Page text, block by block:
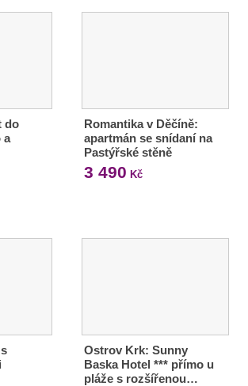
do
a
Romantika v Děčíně:
apartmán se snídaní na
Pastýřské stěně
3 490 Kč
Ostrov Krk: Sunny
Baska Hotel *** přímo u
pláže s rozšířenou…